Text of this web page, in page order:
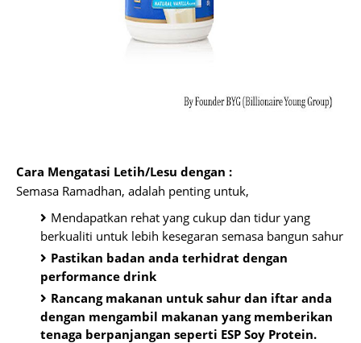
Cara Mengatasi Letih/Lesu dengan :
Semasa Ramadhan, adalah penting untuk,
Mendapatkan rehat yang cukup dan tidur yang
berkualiti untuk lebih kesegaran semasa bangun sahur
Pastikan badan anda terhidrat dengan
performance drink
Rancang makanan untuk sahur dan iftar anda
dengan mengambil makanan yang memberikan
tenaga berpanjangan seperti ESP Soy Protein.